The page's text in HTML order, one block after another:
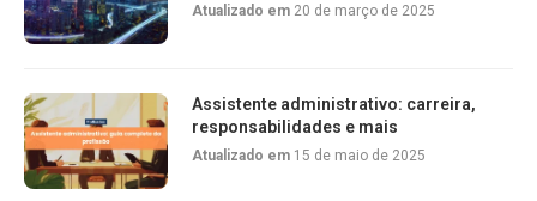
Atualizado em 20 de março de 2025
Assistente administrativo: carreira,
responsabilidades e mais
Atualizado em 15 de maio de 2025